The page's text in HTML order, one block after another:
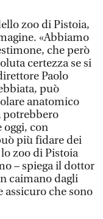
zoo di Pistoia,
«Abbiamo
che però
certezza se si
Paolo
può
anatomico
potrebbero
oggi, con
più fidare dei
zoo di Pistoia
– spiega il dottor
caimano dagli
assicuro che sono